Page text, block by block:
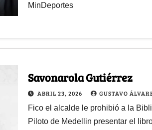
MinDeportes
Savonarola Gutiérrez
ABRIL 23, 2026 GUSTAVO
Fico el alcalde le prohibió a la
Piloto de Medellin presentar el